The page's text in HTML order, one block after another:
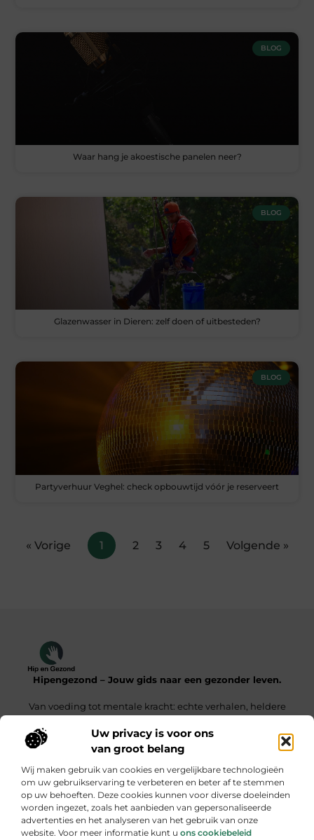
Uw privacy is voor ons
van groot belang
Wij maken gebruik van cookies en vergelijkbare technologieën
om uw gebruikservaring te verbeteren en beter af te stemmen
op uw behoeften. Deze cookies kunnen voor diverse doeleinden
worden ingezet, zoals het aanbieden van gepersonaliseerde
advertenties en het analyseren van het gebruik van onze
website. Voor meer informatie kunt u ons cookiebeleid
BLOG
Waar hang je akoestische panelen neer?
BLOG
Glazenwasser in Dieren: zelf doen of uitbesteden?
BLOG
Partyverhuur Veghel: check opbouwtijd vóór je reserveert
« Vorige 1 2 3 4 5 Volgende »
Hipengezond – Jouw gids naar een gezonder leven.
Van voeding tot mentale kracht: echte verhalen, heldere
Onze informatie
Bericht categorie